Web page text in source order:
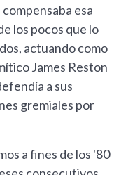
esa
los pocos que lo
actuando como
James Reston
a sus
gremiales por
a fines de los '80